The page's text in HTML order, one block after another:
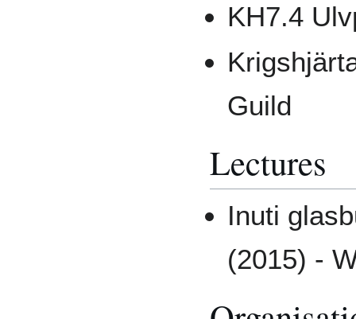
KH7.4
Guild
Lectures
Inuti
(2015) -